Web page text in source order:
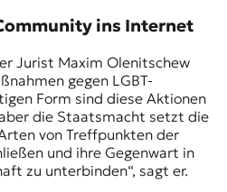
ins Internet
Jurist Maxim Olenitschew
gegen LGBT-
Form sind diese Aktionen
die Staatsmacht setzt die
von Treffpunkten der
und ihre Gegenwart in
zu unterbinden“, sagt er.